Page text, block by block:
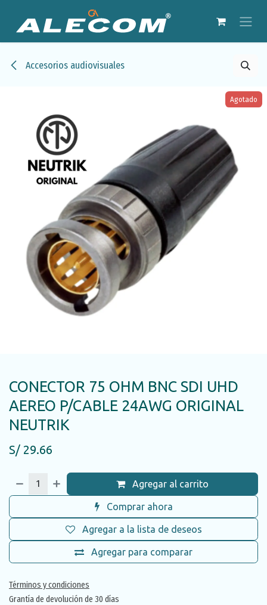
Accesorios audiovisuales
Agotado
CONECTOR 75 OHM BNC SDI UHD
AEREO P/CABLE 24AWG ORIGINAL
NEUTRIK
S/ 29.66
Agregar al carrito
Comprar ahora
Agregar para comparar
Agregar a la lista de deseos
Términos y condiciones
Grantía de devolución de 30 días